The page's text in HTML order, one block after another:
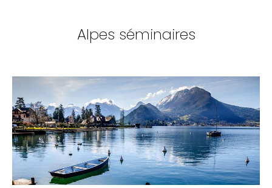
Alpes séminaires